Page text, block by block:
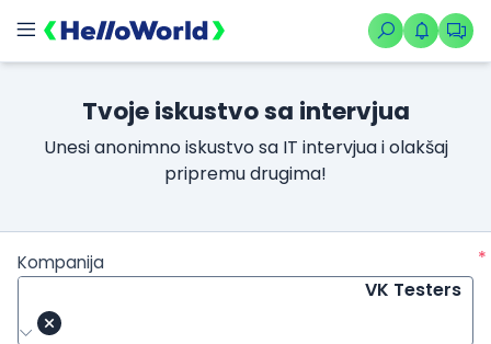
Tvoje iskustvo sa intervjua
Unesi anonimno iskustvo sa IT intervjua i olakšaj
pripremu drugima!
Kompanija
*
VK Testers